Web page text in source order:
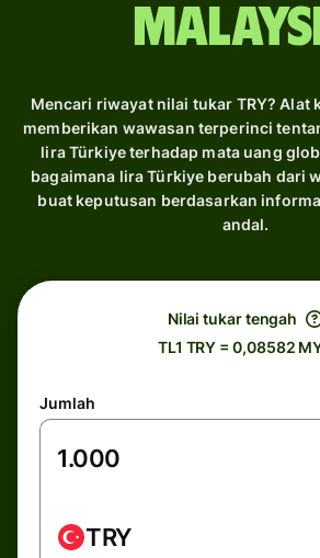
Mencari riwayat nilai tukar TRY? Alat
memberikan wawasan terperinci
lira Türkiye terhadap mata uang
bagaimana lira Türkiye berubah dari
buat keputusan berdasarkan
andal.
Nilai tukar tengah
TL1 TRY = 0,08582
Jumlah
TRY